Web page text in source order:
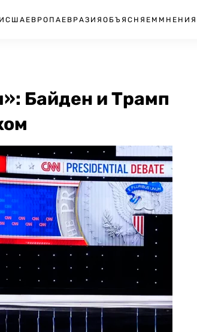
США ЕВРОПА ЕВРАЗИЯ ОБЪЯСНЯЕМ МНЕНИЯ
Байден и Трамп